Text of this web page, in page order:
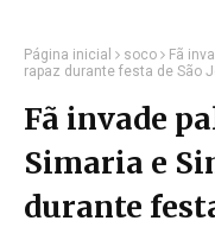
Página inicial soco
Fã
rapaz durante festa de São
Fã invade
Simaria e
durante